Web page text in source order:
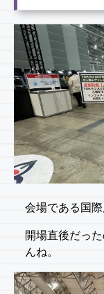
会場である国
開場直後だっ
んね。